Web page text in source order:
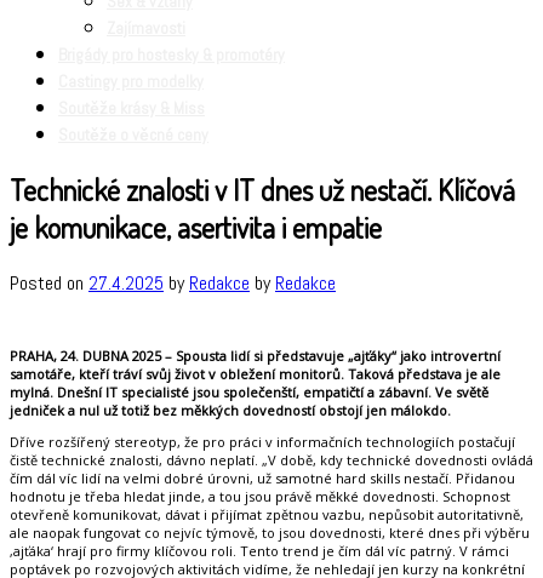
Technické znalosti v IT dnes už nestačí. Klíčová
je komunikace, asertivita i empatie
Posted on 27.4.2025 byRedakce byRedakce
PRAHA, 24. DUBNA 2025 – Spousta lidí si představuje „ajťáky“ jako introvertní
samotáře, kteří tráví svůj život v obležení monitorů. Taková představa je ale
mylná. Dnešní IT specialisté jsou společenští, empatičtí a zábavní. Ve světě
jedniček a nul už totiž bez měkkých dovedností obstojí jen málokdo.
Dříve rozšířený stereotyp, že pro práci v informačních technologiích postačují
čistě technické znalosti, dávno neplatí. „V době, kdy technické dovednosti ovládá
čím dál víc lidí na velmi dobré úrovni, už samotné hard skills nestačí. Přidanou
hodnotu je třeba hledat jinde, a tou jsou právě měkké dovednosti. Schopnost
otevřeně komunikovat, dávat i přijímat zpětnou vazbu, nepůsobit autoritativně,
ale naopak fungovat co nejvíc týmově, to jsou dovednosti, které dnes při výběru
‚ajťáka‘ hrají pro firmy klíčovou roli. Tento trend je čím dál víc patrný. V rámci
poptávek po rozvojových aktivitách vidíme, že nehledají jen kurzy na konkrétní